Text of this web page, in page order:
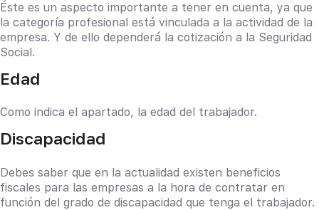
Éste es un aspecto importante a tener en cuenta, ya que
la categoría profesional está vinculada a la actividad de la
empresa. Y de ello dependerá la cotización a la Seguridad
Social.
Edad
Como indica el apartado, la edad del trabajador.
Discapacidad
Debes saber que en la actualidad existen beneficios
fiscales para las empresas a la hora de contratar en
función del grado de discapacidad que tenga el trabajador.